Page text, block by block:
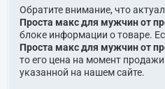
Обратите внимание, что
Проста макс для мужчин от
блоке информации о товаре.
Проста макс для мужчин от
то его цена на момент
указанной на нашем сайте.